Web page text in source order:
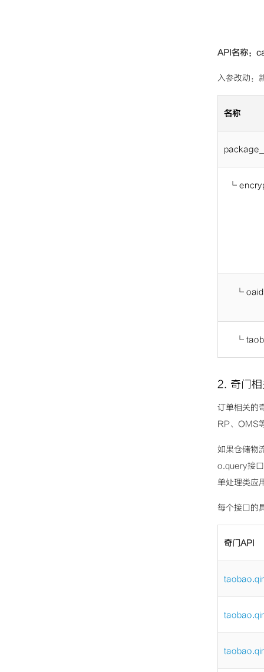
API名称：
入参改动
名称
└
└ oaid
└
2. 奇门
订单相关的
RP、OMS
如果仓储物
o.query接
单处理类应
每个接口的
奇门API